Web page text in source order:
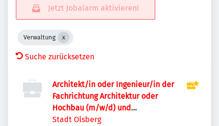
Jetzt Jobalarm aktivieren!
Verwaltung
Suche zurücksetzen
Architekt/in oder Ingenieur/in der
Fachrichtung Architektur oder
Hochbau (m/w/d) und
Bautechniker/in im Hochbau (m/w/d)
Stadt Olsberg